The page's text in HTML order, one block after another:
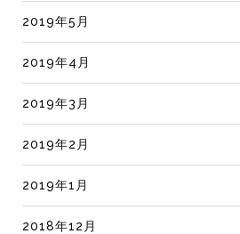
2019年5月
2019年4月
2019年3月
2019年2月
2019年1月
2018年12月